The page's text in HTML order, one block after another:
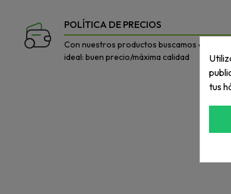
POLÍTICA DE PRECIOS
Con nuestros productos buscamos el
ideal: buen precio/máxima calidad
tus